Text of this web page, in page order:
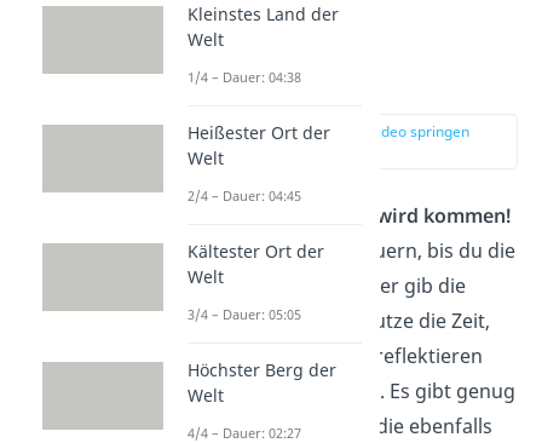
Fazit
zur Stelle im Video springen
wird kommen!
Es kann eineWeile
dauern, bis du die
richtige Frau triffst, aber gib die
Hoffnungnicht auf. Nutze die Zeit,
um dein Verhalten zu reflektieren
und an dir zu
. Es gibt genug
Frauen dort draußen, die ebenfalls
Kleinstes Land der
Welt
1/4 – Dauer: 04:38
Heißester Ort der
Welt
2/4 – Dauer: 04:45
Kältester Ort der
Welt
3/4 – Dauer: 05:05
Höchster Berg der
Welt
4/4 – Dauer: 02:27